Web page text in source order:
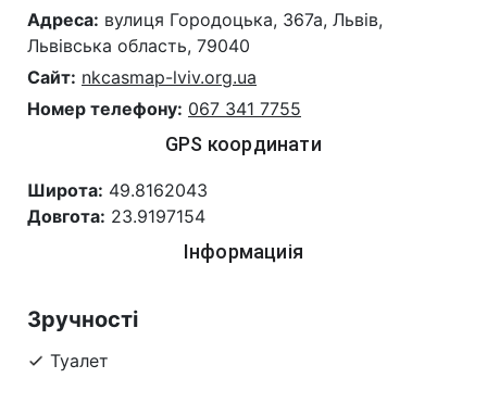
Адреса: вулиця Городоцька, 367а, Львів,
Львівська область, 79040
Сайт: nkcasmap-lviv.org.ua
Номер телефону: 067 341 7755
GPS координати
Широта: 49.8162043
Довгота: 23.9197154
Інформациія
Зручності
Туалет